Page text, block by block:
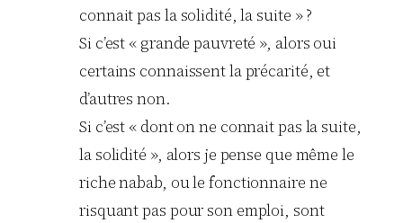
connait pas la solidité, la suite » ?
Si c’est « grande pauvreté », alors oui
certains connaissent la précarité, et
d’autres non.
Si c’est « dont on ne connait pas la suite,
la solidité », alors je pense que même le
riche nabab, ou le fonctionnaire ne
risquant pas pour son emploi, sont